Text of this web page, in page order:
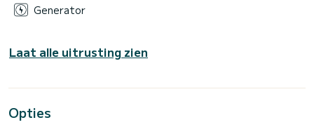
Generator
Laat alle uitrusting zien
Opties